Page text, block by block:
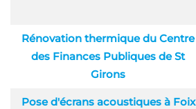
Rénovation thermique du Centre
des Finances Publiques de St
Girons
Pose d'écrans acoustiques à Foix